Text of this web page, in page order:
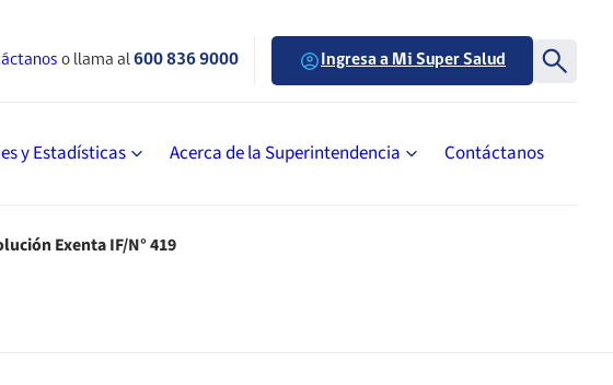
y Estadísticas Acerca de la Superintendencia Contáctanos
o llama al600 836 9000 Ingresa a Mi Super Salud
Exenta IF/N° 419